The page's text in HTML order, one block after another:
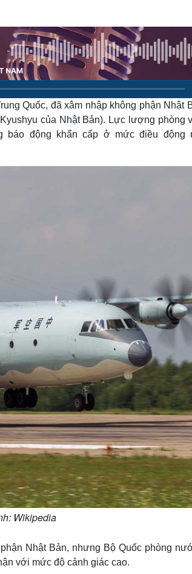
ảnh
Giải trí
Nghệ sĩ
Thời trang
Quốc, đã xâm nhập không phận Nhật
của Nhật Bản). Lực lượng phòng
báo động khẩn cấp ở mức điều động
Wikipedia
Nhật Bản, nhưng Bộ Quốc phòng
với mức độ cảnh giác cao.